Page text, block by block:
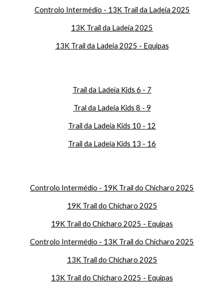
Controlo Intermédio - 13K Trail da Ladeia 2025
13K Trail da Ladeia 2025
13K Trail da Ladeia 2025 - Equipas
Trail da Ladeia Kids 6 - 7
Tral da Ladeia Kids 8 - 9
Trail da Ladeia Kids 10 - 12
Trail da Ladeia Kids 13 - 16
Controlo Intermédio - 19K Trail do Chicharo 2025
19K Trail do Chicharo 2025
19K Trail do Chicharo 2025 - Equipas
Controlo Intermédio - 13K Trail do Chicharo 2025
13K Trail do Chicharo 2025
13K Trail do Chicharo 2025 - Equipas